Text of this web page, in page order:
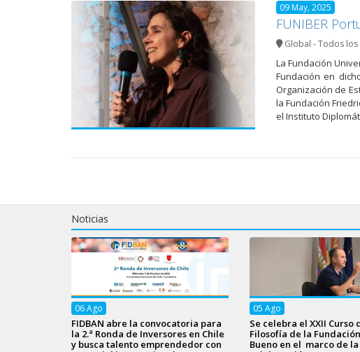
09 May, 2025
FUNIBER
Global - Todos
La Fundación
Fundación en
Organización de
la Fundación
el Instituto
Noticias
06Ago
FIDBAN abre la convocatoria para
la 2.ª Ronda de Inversores en Chile
y busca talento emprendedor con
05 Ago
Se celebra el XXII Curso
Filosofía de la
Bueno en el marco de la